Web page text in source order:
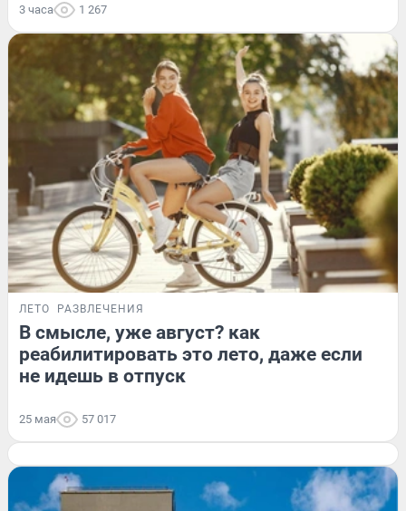
3 часа 1 267
ЛЕТО РАЗВЛЕЧЕНИЯ
В смысле, уже август? как
реабилитировать это лето, даже если
не идешь в отпуск
25 мая 57 017